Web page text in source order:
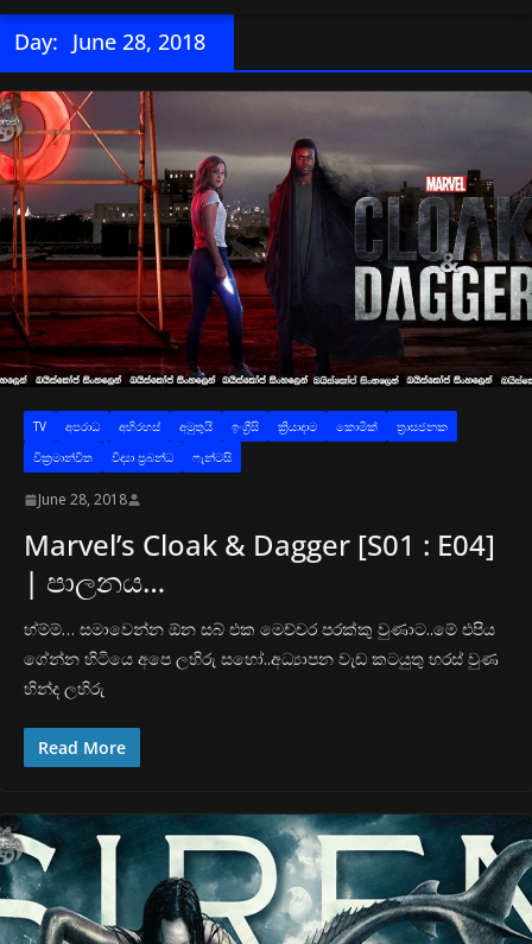
Day: June 28, 2018
TV අප‍රාධ අභිරහස් අමුතුයි ඉංග්‍රීසි ක්‍රියාදාම කොමික්
ත්‍රාසජනක
වික්‍රමාන්විත
විද්‍යා ප්‍රබන්ධ ෆැන්ටසි
June 28, 2018
Marvel’s Cloak & Dagger [S01 : E04]
| පාලනය…
හ්ම්ම්… සමාවෙන්න ඕන සබ් එක මෙච්චර පරක්කු වුණාට..මේ එපිය
ගේන්න හිටියෙ අපෙ ලහිරු සහෝ..අධ්‍යාපන වැඩ කටයුතු හරස් වුණ
හින්ද ලහිරු
Read More